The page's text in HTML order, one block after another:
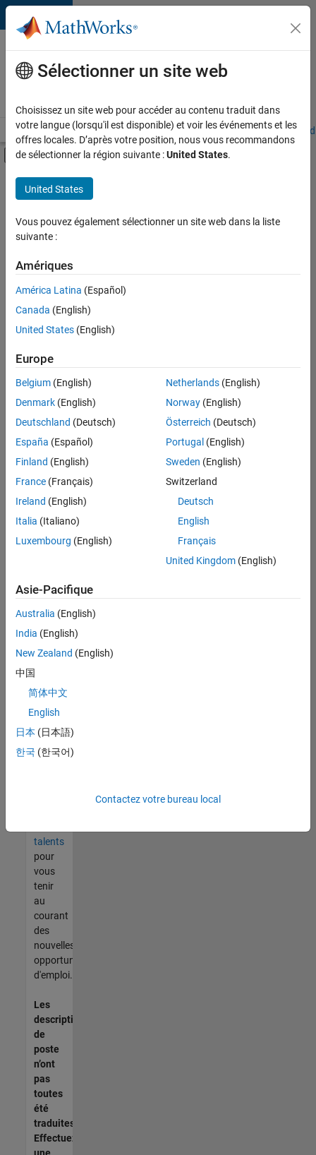
Passer au contenu
Votre
carrière
chez
Accueil Explorer nos opportunités Adresses de nos bureaux
Activer/désactiver l'affichage du menu
Contenu principal
FILTRER PAR
Applications et outils commerciaux
Gestion des programmes
Ingénierie des versions
Actuellement,
aucune
offre
d'emploi
correspondant
à vos
critères
de
recherche.
Vous
pouvez
élargir
votre
recherche
ou
afficher
l’ensemble
d'emploi.
malgré
tout
vous
trouvez
pas
d'offre
corresponde
à vos
talents
pour
vous
tenir
au
courant
des
nouvelles
opportunités
d'emploi.
Les
descriptions
de
poste
n’ont
pas
toutes
été
traduites.
Effectuez
Sélectionner un site web
Choisissez un site web pour accéder au contenu traduit dans
votre langue (lorsqu'il est disponible) et voir les événements et les
offres locales. D’après votre position, nous vous recommandons
de sélectionner la région suivante :United States.
United States
Vous pouvez également sélectionner un site web dans la liste
suivante :
Amériques
América Latina (Español)
Canada (English)
United States (English)
Europe
Belgium (English)
Denmark (English)
Deutschland (Deutsch)
España (Español)
Finland (English)
France (Français)
Ireland (English)
Italia (Italiano)
Luxembourg (English)
Netherlands(English)
Norway(English)
Österreich (Deutsch)
Portugal (English)
Sweden (English)
Switzerland
Deutsch
English
Français
United Kingdom(English)
Asie-Pacifique
Australia (English)
India (English)
New Zealand (English)
中国
简体中文
English
日本 (日本語)
한국 (한국어)
Contactez votre bureau local